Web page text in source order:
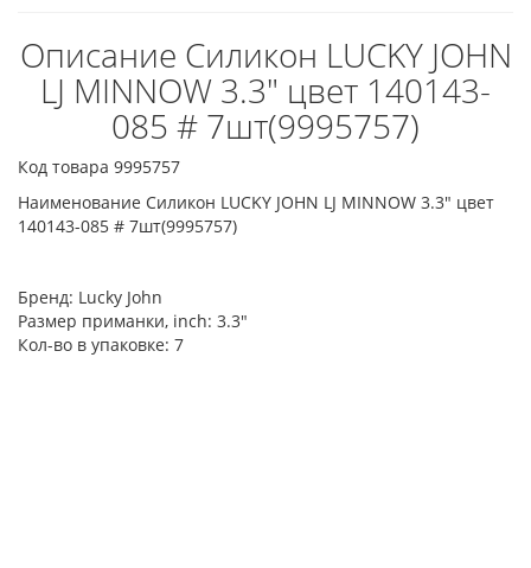
Описание Силикон LUCKY JOHN
LJ MINNOW 3.3" цвет 140143-
085 # 7шт(9995757)
Код товара 9995757
Наименование Силикон LUCKY JOHN LJ MINNOW 3.3" цвет
140143-085 # 7шт(9995757)
Бренд: Lucky John
Размер приманки, inch: 3.3"
Кол-во в упаковке: 7